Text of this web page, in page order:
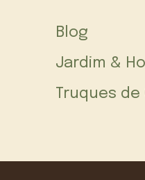
Blog
Jardim &
Truques de